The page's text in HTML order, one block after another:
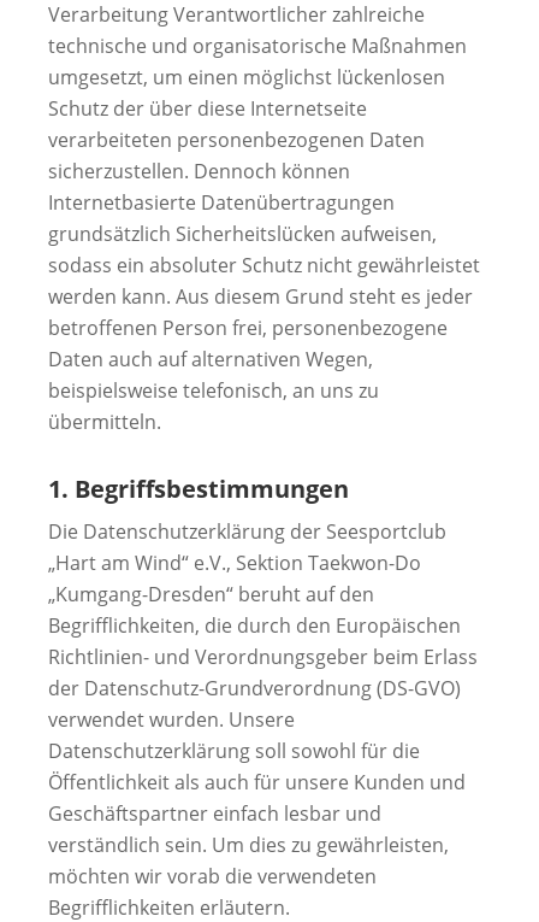
Verarbeitung Verantwortlicher zahlreiche
technische und organisatorische Maßnahmen
umgesetzt, um einen möglichst lückenlosen
Schutz der über diese Internetseite
verarbeiteten personenbezogenen Daten
sicherzustellen. Dennoch können
Internetbasierte Datenübertragungen
grundsätzlich Sicherheitslücken aufweisen,
sodass ein absoluter Schutz nicht gewährleistet
werden kann. Aus diesem Grund steht es jeder
betroffenen Person frei, personenbezogene
Daten auch auf alternativen Wegen,
beispielsweise telefonisch, an uns zu
übermitteln.
1. Begriffsbestimmungen
Die Datenschutzerklärung der Seesportclub
„Hart am Wind“ e.V., Sektion Taekwon-Do
„Kumgang-Dresden“ beruht auf den
Begrifflichkeiten, die durch den Europäischen
Richtlinien- und Verordnungsgeber beim Erlass
der Datenschutz-Grundverordnung (DS-GVO)
verwendet wurden. Unsere
Datenschutzerklärung soll sowohl für die
Öffentlichkeit als auch für unsere Kunden und
Geschäftspartner einfach lesbar und
verständlich sein. Um dies zu gewährleisten,
möchten wir vorab die verwendeten
Begrifflichkeiten erläutern.